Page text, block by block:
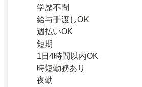
学歴不問
給与手渡しOK
週払いOK
短期
1日4時間以内OK
時短勤務あり
夜勤